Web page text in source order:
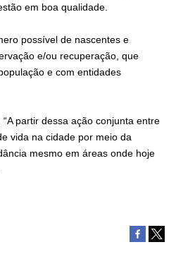
em boa qualidade.
possível de nascentes e
e/ou recuperação, que
e com entidades
partir dessa ação conjunta entre
vida na cidade por meio da
mesmo em áreas onde hoje